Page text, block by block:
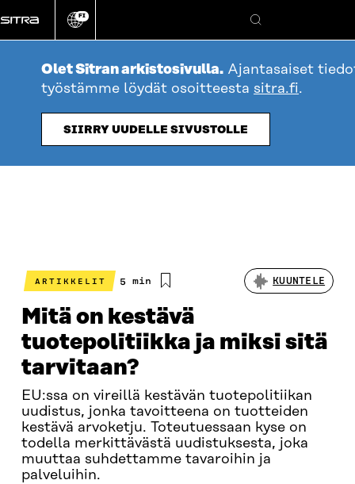
suoraan
sisältöön
Vaihda
kieli
FI
Hae
Olet Sitran arkistosivulla. Ajantasaiset
työstämme löydät osoitteesta sitra.fi.
SIIRRY UUDELLE SIVUSTOLLE
ARTIKKELIT
Arvioitu
5 min KUUNTELE
Mitä on kestävä
tuotepolitiikka ja miksi sitä
tarvitaan?
EU:ssa on vireillä kestävän tuotepolitiikan
uudistus, jonka tavoitteena on tuotteiden
kestävä arvoketju. Toteutuessaan kyse on
todella merkittävästä uudistuksesta, joka
muuttaa suhdettamme tavaroihin ja
palveluihin.